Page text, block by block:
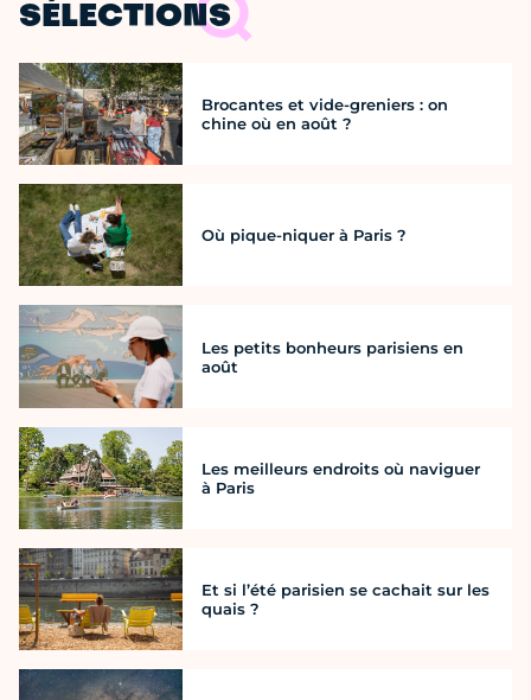
SÉLECTIONS
Brocantes et vide-greniers : on
chine où en août ?
Où pique-niquer à Paris ?
Les petits bonheurs parisiens en
août
Les meilleurs endroits où naviguer
à Paris
Et si l’été parisien se cachait sur les
quais ?